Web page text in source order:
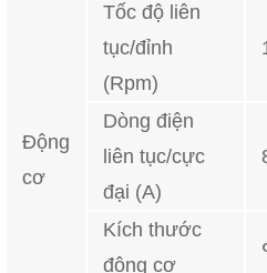
Động
cơ
Tốc độ liên
tục/đỉnh
(Rpm)
Dòng điện
liên tục/cực
đại (A)
Kích thước
động cơ